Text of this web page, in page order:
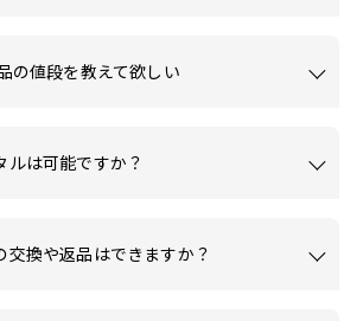
の値段を教えて欲しい
ルは可能ですか？
交換や返品はできますか？